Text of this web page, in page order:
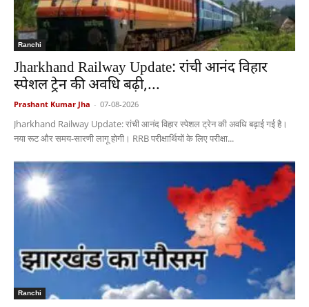
Ranchi
Jharkhand Railway Update: रांची आनंद विहार
स्पेशल ट्रेन की अवधि बढ़ी,...
Prashant Kumar Jha - 07-08-2026
Jharkhand Railway Update: रांची आनंद विहार स्पेशल ट्रेन की अवधि बढ़ाई गई है।
नया रूट और समय-सारणी लागू होगी। RRB परीक्षार्थियों के लिए परीक्षा...
Ranchi